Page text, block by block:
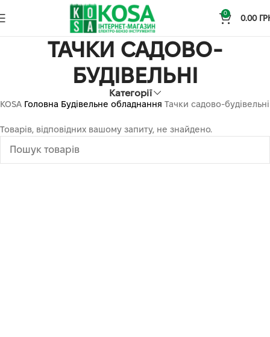
0
0.00
ТАЧКИ САДОВО-
БУДІВЕЛЬНІ
Категорії
KOSA Головна Будівельне обладнання Тачки садово-будівельні
Товарів, відповідних вашому запиту, не знайдено.